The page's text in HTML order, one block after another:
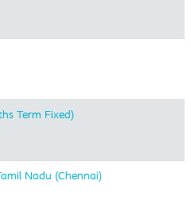
Term Fixed)
Nadu (Chennai)